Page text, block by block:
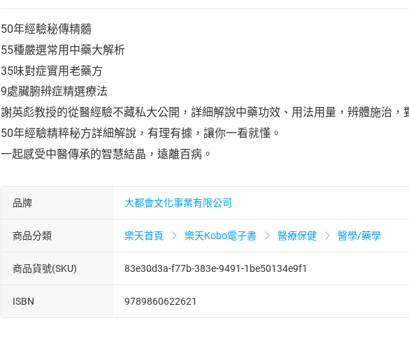
50年經驗秘傳精髓
55種嚴選常用中藥大解析
35味對症實用老藥方
9處臟腑辨症精選療法
謝英彪教授的從醫經驗不藏私大公開，詳細解說中藥功效、用法用量，辨體施治，
50年經驗精粹秘方詳細解說，有理有據，讓你一看就懂。
一起感受中醫傳承的智慧結晶，遠離百病。
品牌 大都會文化事業有限公司
商品分類 樂天首頁 樂天Kobo電子書 醫療保健 醫學/藥學
商品貨號(SKU) 83e30d3a-f77b-383e-9491-1be50134e9f1
ISBN 9789860622621